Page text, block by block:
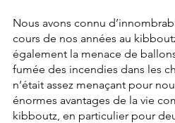
Nous avons connu
cours de nos années au
également la menace de
fumée des incendies dans les
n’était assez menaçant pour
énormes avantages de la vie
kibboutz, en particulier pour